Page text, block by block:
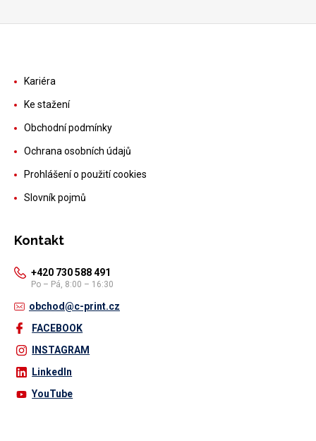
Kariéra
Ke stažení
Obchodní podmínky
Ochrana osobních údajů
Prohlášení o použití cookies
Slovník pojmů
Kontakt
+420 730 588 491
Po – Pá, 8:00 – 16:30
obchod@c-print.cz
FACEBOOK
INSTAGRAM
LinkedIn
YouTube